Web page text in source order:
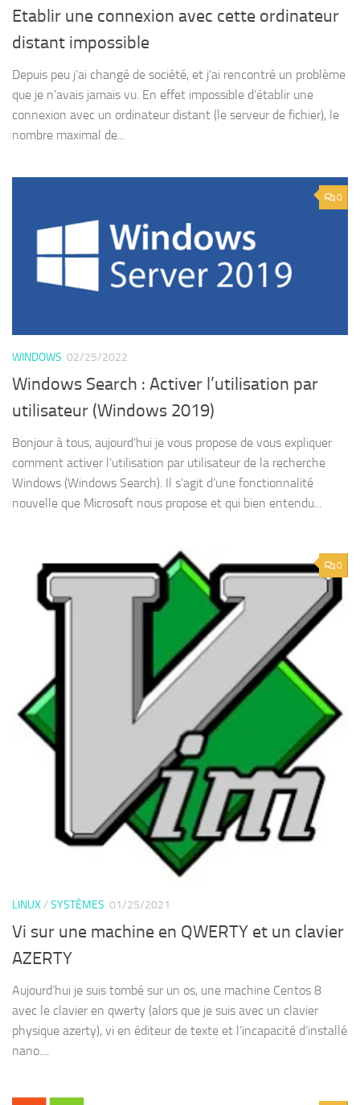
Etablir une connexion avec cette ordinateur
distant impossible
Depuis peu j’ai changé de société, et j’ai rencontré un problème
que je n’avais jamais vu. En effet impossible d’établir une
connexion avec un ordinateur distant (le serveur de fichier), le
nombre maximal de...
0
WINDOWS 02/25/2022
Windows Search : Activer l’utilisation par
utilisateur (Windows 2019)
Bonjour à tous, aujourd’hui je vous propose de vous expliquer
comment activer l’utilisation par utilisateur de la recherche
Windows (Windows Search). Il s’agit d’une fonctionnalité
nouvelle que Microsoft nous propose et qui bien entendu...
0
LINUX/ SYSTÈMES 01/25/2021
Vi sur une machine en QWERTY et un clavier
AZERTY
Aujourd’hui je suis tombé sur un os, une machine Centos 8
avec le clavier en qwerty (alors que je suis avec un clavier
physique azerty), vi en éditeur de texte et l’incapacité d’installé
nano....